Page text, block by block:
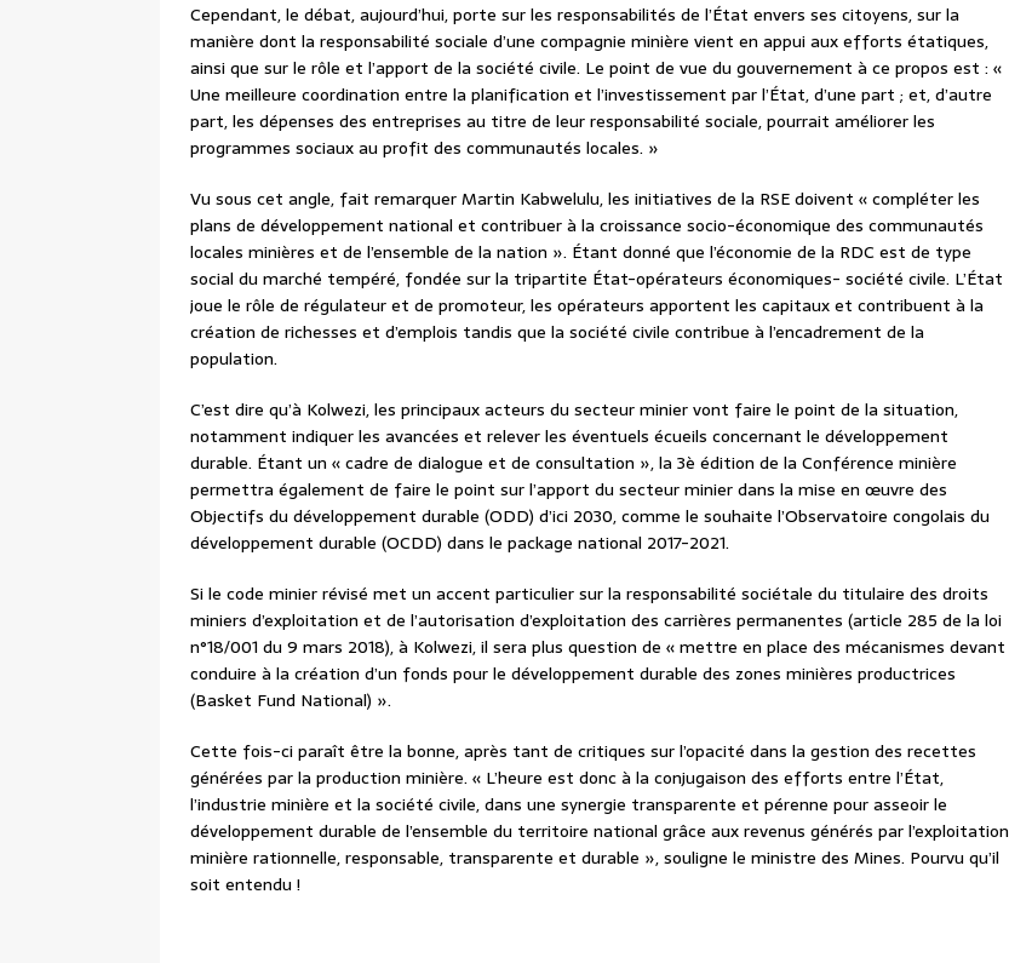
Cependant, le débat, aujourd’hui, porte sur les responsabilités de l’État envers ses citoyens, sur la
manière dont la responsabilité sociale d’une compagnie minière vient en appui aux efforts étatiques,
ainsi que sur le rôle et l’apport de la société civile. Le point de vue du gouvernement à ce propos est : «
Une meilleure coordination entre la planification et l’investissement par l’État, d’une part ; et, d’autre
part, les dépenses des entreprises au titre de leur responsabilité sociale, pourrait améliorer les
programmes sociaux au profit des communautés locales. »
Vu sous cet angle, fait remarquer Martin Kabwelulu, les initiatives de la RSE doivent « compléter les
plans de développement national et contribuer à la croissance socio-économique des communautés
locales minières et de l’ensemble de la nation ». Étant donné que l’économie de la RDC est de type
social du marché tempéré, fondée sur la tripartite État-opérateurs économiques- société civile. L’État
joue le rôle de régulateur et de promoteur, les opérateurs apportent les capitaux et contribuent à la
création de richesses et d’emplois tandis que la société civile contribue à l’encadrement de la
population.
C’est dire qu’à Kolwezi, les principaux acteurs du secteur minier vont faire le point de la situation,
notamment indiquer les avancées et relever les éventuels écueils concernant le développement
durable. Étant un « cadre de dialogue et de consultation », la 3è édition de la Conférence minière
permettra également de faire le point sur l’apport du secteur minier dans la mise en œuvre des
Objectifs du développement durable (ODD) d’ici 2030, comme le souhaite l’Observatoire congolais du
développement durable (OCDD) dans le package national 2017-2021.
Si le code minier révisé met un accent particulier sur la responsabilité sociétale du titulaire des droits
miniers d’exploitation et de l’autorisation d’exploitation des carrières permanentes (article 285 de la loi
n°18/001 du 9 mars 2018), à Kolwezi, il sera plus question de « mettre en place des mécanismes devant
conduire à la création d’un fonds pour le développement durable des zones minières productrices
(Basket Fund National) ».
Cette fois-ci paraît être la bonne, après tant de critiques sur l’opacité dans la gestion des recettes
générées par la production minière. « L’heure est donc à la conjugaison des efforts entre l’État,
l’industrie minière et la société civile, dans une synergie transparente et pérenne pour asseoir le
développement durable de l’ensemble du territoire national grâce aux revenus générés par l’exploitation
minière rationnelle, responsable, transparente et durable », souligne le ministre des Mines. Pourvu qu’il
soit entendu !